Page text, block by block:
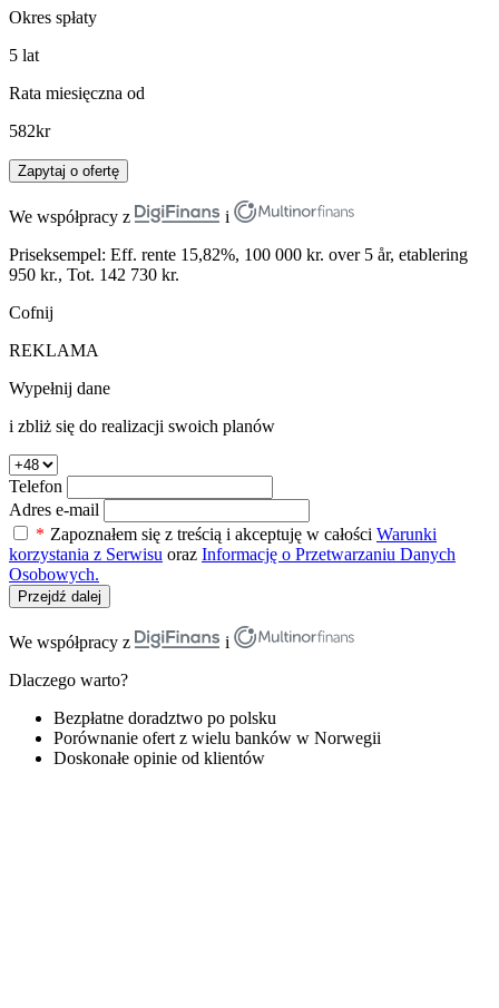
Okres spłaty
5 lat
Rata miesięczna od
582kr
Zapytaj o ofertę
We współpracy z
i
Priseksempel: Eff. rente 15,82%, 100 000 kr. over 5 år, etablering
950 kr., Tot. 142 730 kr.
Cofnij
REKLAMA
Wypełnij dane
i zbliż się do realizacji swoich planów
Telefon
Adres e-mail
* Zapoznałem się z treścią i akceptuję w całości Warunki
korzystania z Serwisu oraz Informację o Przetwarzaniu Danych
Osobowych.
Przejdź dalej
We współpracy z
i
Dlaczego warto?
Bezpłatne doradztwo po polsku
Porównanie ofert z wielu banków w Norwegii
Doskonałe opinie od klientów